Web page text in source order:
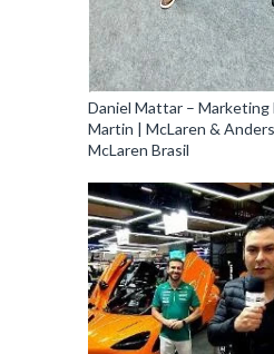
Daniel Mattar –
Martin | McLaren &
McLaren Brasil